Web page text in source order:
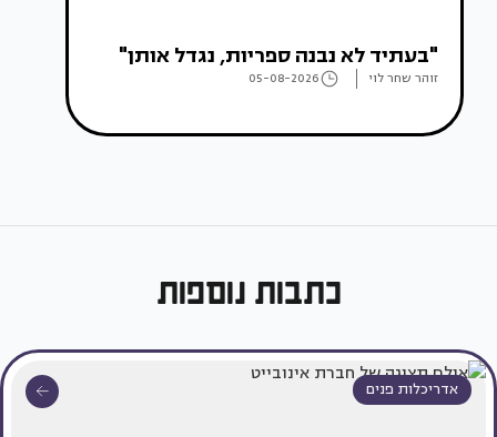
"בעתיד לא נבנה ספריות, נגדל אותן"
זוהר שחר לוי 05-08-2026
כתבות נוספות
אדריכלות פנים